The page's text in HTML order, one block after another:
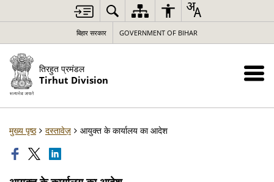
बिहार सरकार GOVERNMENT OF BIHAR
तिरहुत प्रमंडल
Tirhut Division
मुख्य पृष्ठ दस्तावेज़ आयुक्त के कार्यालय का आदेश